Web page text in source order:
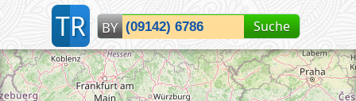
TR BY Suche
Lokalisiere Bayern...